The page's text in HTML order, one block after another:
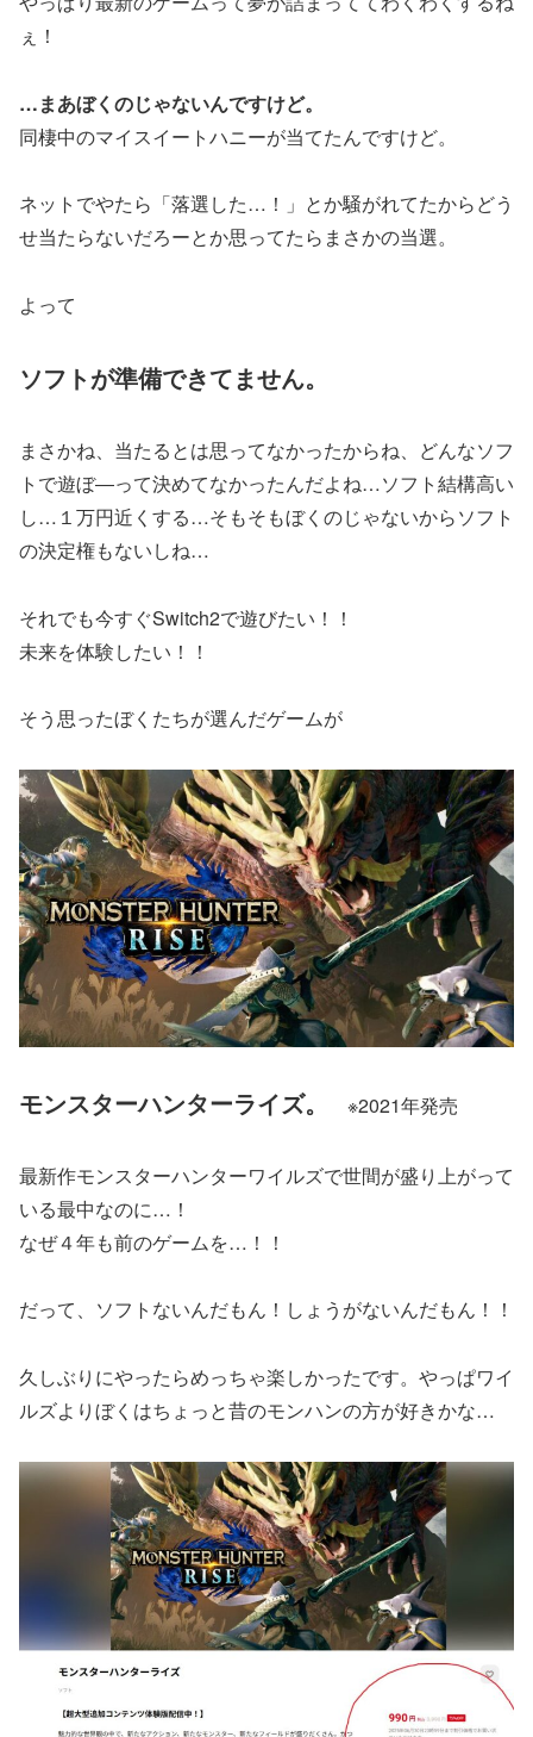
ぇ！
…まあぼくのじゃないんですけど。
同棲中のマイスイートハニーが当てたんですけど。
ネットでやたら「落選した…！」とか騒がれてたからどう
せ当たらないだろーとか思ってたらまさかの当選。
よって
ソフトが準備できてません。
まさかね、当たるとは思ってなかったからね、どんなソフ
トで遊ぼ―って決めてなかったんだよね…ソフト結構高い
し…１万円近くする…そもそもぼくのじゃないからソフト
の決定権もないしね…
それでも今すぐSwitch2で遊びたい！！
未来を体験したい！！
そう思ったぼくたちが選んだゲームが
モンスターハンターライズ。 ※2021年発売
最新作モンスターハンターワイルズで世間が盛り上がって
いる最中なのに…！
なぜ４年も前のゲームを…！！
だって、ソフトないんだもん！しょうがないんだもん！！
久しぶりにやったらめっちゃ楽しかったです。やっぱワイ
ルズよりぼくはちょっと昔のモンハンの方が好きかな…